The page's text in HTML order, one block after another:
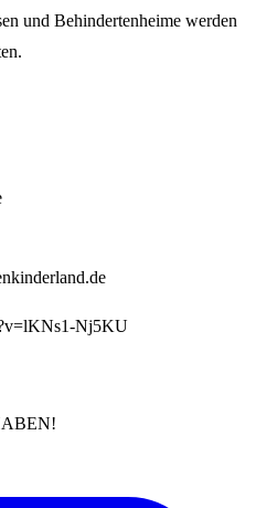
und Behindertenheime werden
Nj5KU